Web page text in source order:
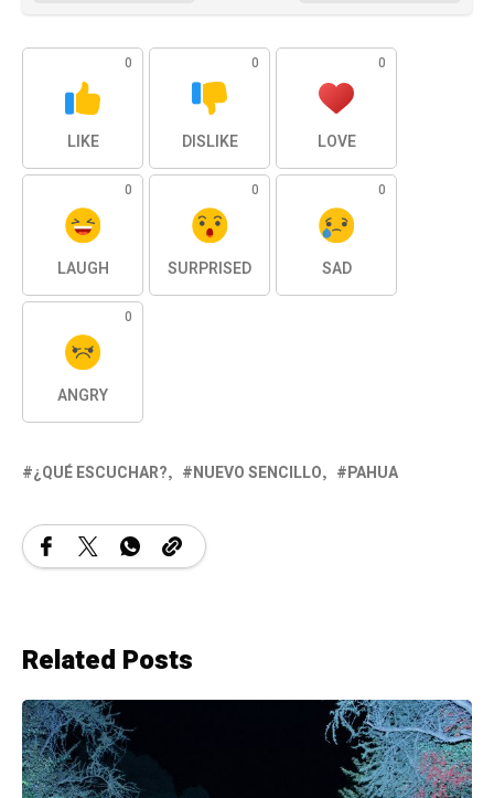
0
LIKE
0
DISLIKE
0
LOVE
0
LAUGH
0
SURPRISED
0
SAD
0
ANGRY
¿QUÉ ESCUCHAR? NUEVO SENCILLO PAHUA
Related Posts